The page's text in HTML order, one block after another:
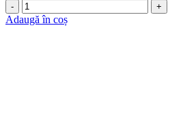
Adaugă în coș